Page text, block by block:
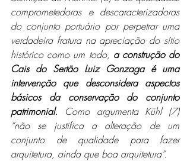
comprometedoras e descaracterizadoras
do conjunto portuário por perpetrar uma
verdadeira fratura na apreciação do sítio
histórico como um todo, a construção do
Cais do Sertão Luiz Gonzaga é uma
intervenção que desconsidera aspectos
básicos da conservação do conjunto
patrimonial. Como argumenta Kühl (7)
“não se justifica a alteração de um
conjunto de qualidade para fazer
arquitetura, ainda que boa arquitetura”.